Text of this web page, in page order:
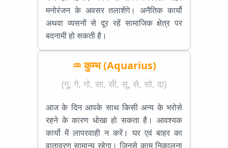
मनोरंजन के अवसर तलाशेंगे। अनैतिक कार्यो
अथवा व्यसनों से दूर रहें सामाजिक क्षेत्र पर
बदनामी हो सकती है।
♒ कुम्भ (Aquarius)
(गू, गे, गो, सा, सी, सू, से, सो, दा)
आज के दिन आपके साथ किसी अन्य के भरोसे
रहने के कारण धोखा हो सकता है। आवश्यक
कार्यो में लापरवाही न करें। घर एवं बाहर का
वातावरण सामान्य रहेगा। जिनसे काम निकालना